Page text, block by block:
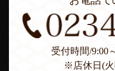
受付時間/9:00
※店休日(火